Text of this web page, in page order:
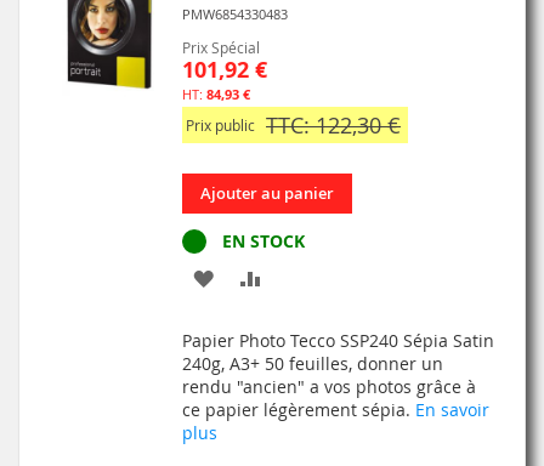
PMW6854330483
Prix Spécial
101,92 €
84,93 €
Prix public TTC: 122,30 €
Ajouter au panier
EN STOCK
AJOUTER
MA
LISTE
D’ENVIE
COMPARATEUR
Papier Photo Tecco SSP240 Sépia Satin
240g, A3+ 50 feuilles, donner un
rendu "ancien" a vos photos grâce à
ce papier légèrement sépia. En savoir
plus